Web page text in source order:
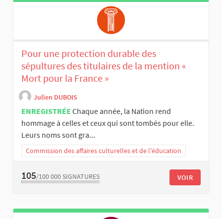
Pour une protection durable des
sépultures des titulaires de la mention «
Mort pour la France »
Julien DUBOIS
ENREGISTRÉE Chaque année, la Nation rend
hommage à celles et ceux qui sont tombés pour elle.
Leurs noms sont gra...
Commission des affaires culturelles et de l'éducation
105/100 000 SIGNATURES VOIR